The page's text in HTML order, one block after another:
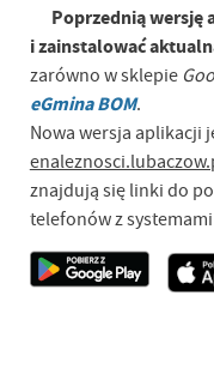
Poprzednią wersję
i zainstalować
zarówno w sklepie
eGmina BOM.
Nowa wersja aplikacji
znajdują się linki do
telefonów z systemami